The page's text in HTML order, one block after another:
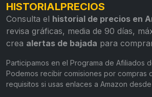
HISTORIALPRECIOS
Consulta el historial de precios en
revisa gráficas, media de 90 días,
crea alertas de bajada para
Participamos en el Programa de Afiliados
Podemos recibir comisiones por compras
requisitos si usas enlaces a Amazon